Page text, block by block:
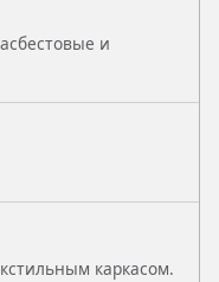
и
каркасом.